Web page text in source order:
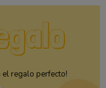
el regalo perfecto!